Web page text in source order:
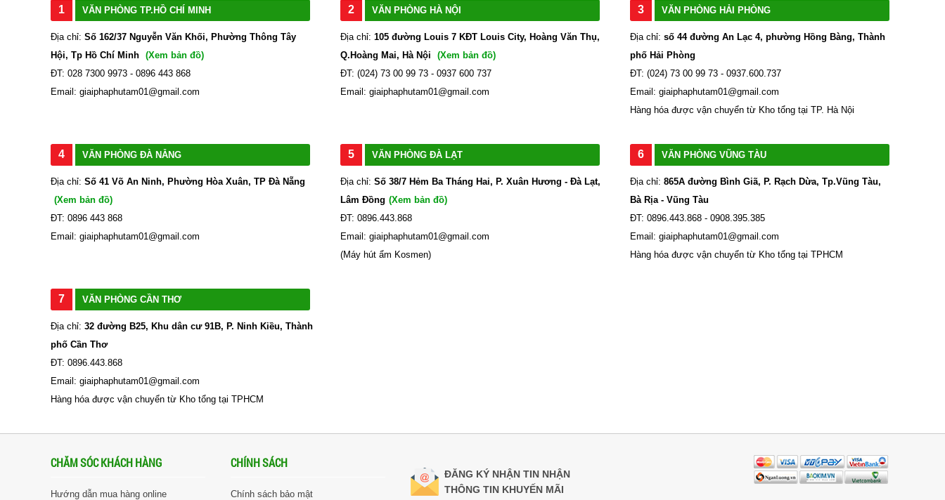
1 VĂN PHÒNG TP.HỒ CHÍ MINH
Địa chỉ: Số 162/37 Nguyễn Văn Khối, Phường Thông Tây
Hội, Tp Hồ Chí Minh (Xem bản đồ)
ĐT: 028 7300 9973 - 0896 443 868
Email: giaiphaphutam01@gmail.com
2 VĂN PHÒNG HÀ NỘI
Địa chỉ: 105 đường Louis 7 KĐT Louis City, Hoàng Văn Thụ,
Q.Hoàng Mai, Hà Nội
(Xem bản đồ)
ĐT: (024) 73 00 99 73 - 0937 600 737
Email: giaiphaphutam01@gmail.com
3 VĂN PHÒNG HẢI PHÒNG
Địa chỉ: số 44 đường An Lạc 4, phường Hồng Bàng, Thành
phố Hải Phòng
ĐT: (024) 73 00 99 73 - 0937.600.737
Email: giaiphaphutam01@gmail.com
Hàng hóa được vận chuyển từ Kho tổng tại TP. Hà Nội
4 VĂN PHÒNG ĐÀ NẴNG
Địa chỉ: Số 41 Võ An Ninh, Phường Hòa Xuân, TP Đà Nẵng
(Xem bản đồ)
ĐT: 0896 443 868
Email: giaiphaphutam01@gmail.com
5 VĂN PHÒNG ĐÀ LẠT
Địa chỉ: Số 38/7 Hẻm Ba Tháng Hai, P. Xuân Hương - Đà Lạt,
Lâm Đồng (Xem bản đồ)
ĐT: 0896.443.868
Email: giaiphaphutam01@gmail.com
(Máy hút ẩm Kosmen)
6 VĂN PHÒNG VŨNG TÀU
Địa chỉ: 865A đường Bình Giã, P. Rạch Dừa, Tp.Vũng Tàu,
Bà Rịa - Vũng Tàu
ĐT: 0896.443.868 - 0908.395.385
Email: giaiphaphutam01@gmail.com
Hàng hóa được vận chuyển từ Kho tổng tại TPHCM
7 VĂN PHÒNG CẦN THƠ
Địa chỉ: 32 đường B25, Khu dân cư 91B, P. Ninh Kiều, Thành
phố Cần Thơ
ĐT: 0896.443.868
Email: giaiphaphutam01@gmail.com
Hàng hóa được vận chuyển từ Kho tổng tại TPHCM
CHĂM SÓC KHÁCH HÀNG
Hướng dẫn mua hàng online
CHÍNH SÁCH
Chính sách bảo mật
ĐĂNG KÝ NHẬN TIN NHẬN
THÔNG TIN KHUYẾN MÃI